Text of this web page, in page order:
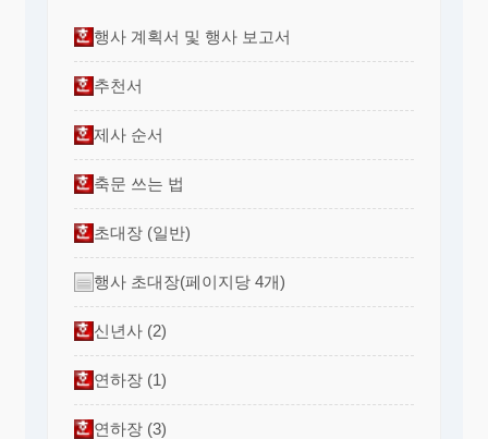
행사 계획서 및 행사 보고서
추천서
제사 순서
축문 쓰는 법
초대장 (일반)
행사 초대장(페이지당 4개)
신년사 (2)
연하장 (1)
연하장 (3)